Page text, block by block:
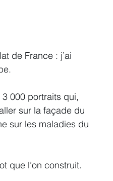
de France : j’ai
000 portraits qui,
sur la façade du
sur les maladies du
que l’on construit.